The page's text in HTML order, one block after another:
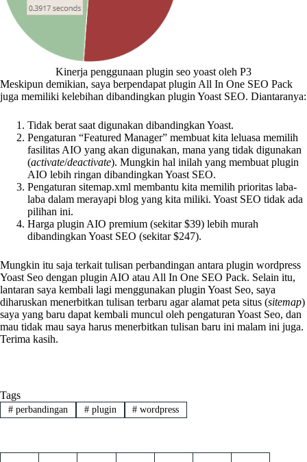
Kinerja penggunaan plugin seo yoast oleh P3
Meskipun demikian, saya berpendapat plugin All In One SEO Pack
juga memiliki kelebihan dibandingkan plugin Yoast SEO. Diantaranya:
Tidak berat saat digunakan dibandingkan Yoast.
Pengaturan “Featured Manager” membuat kita leluasa memilih
fasilitas AIO yang akan digunakan, mana yang tidak digunakan
(activate/deactivate). Mungkin hal inilah yang membuat plugin
AIO lebih ringan dibandingkan Yoast SEO.
Pengaturan sitemap.xml membantu kita memilih prioritas laba-
laba dalam merayapi blog yang kita miliki. Yoast SEO tidak ada
pilihan ini.
Harga plugin AIO premium (sekitar $39) lebih murah
dibandingkan Yoast SEO (sekitar $247).
Mungkin itu saja terkait tulisan perbandingan antara plugin wordpress
Yoast Seo dengan plugin AIO atau All In One SEO Pack. Selain itu,
lantaran saya kembali lagi menggunakan plugin Yoast Seo, saya
diharuskan menerbitkan tulisan terbaru agar alamat peta situs (sitemap)
saya yang baru dapat kembali muncul oleh pengaturan Yoast Seo, dan
mau tidak mau saya harus menerbitkan tulisan baru ini malam ini juga.
Terima kasih.
Tags
#perbandingan #plugin # wordpress